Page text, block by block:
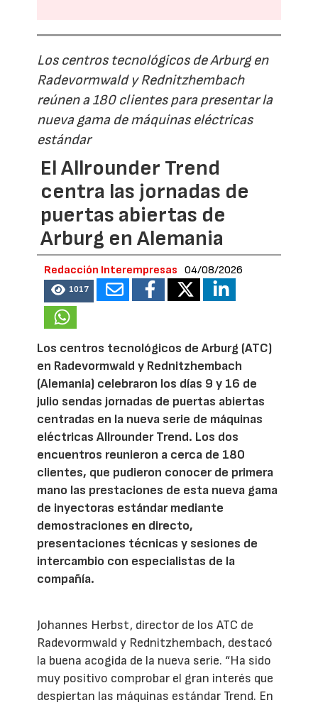
Los centros tecnológicos de Arburg en
Radevormwald y Rednitzhembach
reúnen a 180 clientes para presentar la
nueva gama de máquinas eléctricas
estándar
El Allrounder Trend
centra las jornadas de
puertas abiertas de
Arburg en Alemania
Redacción Interempresas 04/08/2026
1017
Los centros tecnológicos de Arburg (ATC)
en Radevormwald y Rednitzhembach
(Alemania) celebraron los días 9 y 16 de
julio sendas jornadas de puertas abiertas
centradas en la nueva serie de máquinas
eléctricas Allrounder Trend. Los dos
encuentros reunieron a cerca de 180
clientes, que pudieron conocer de primera
mano las prestaciones de esta nueva gama
de inyectoras estándar mediante
demostraciones en directo,
presentaciones técnicas y sesiones de
intercambio con especialistas de la
compañía.
Johannes Herbst, director de los ATC de
Radevormwald y Rednitzhembach, destacó
la buena acogida de la nueva serie. “Ha sido
muy positivo comprobar el gran interés que
despiertan las máquinas estándar Trend. En